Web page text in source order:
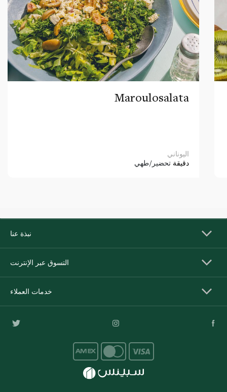
Maroulosalata
اليوناني
دقيقة تحضير/طهي
نبذة عنا
التسوق عبر الإنترنت
خدمات العملاء